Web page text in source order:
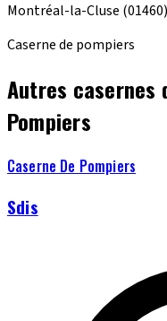
Montréal-la-Cluse (01460)
Caserne de pompiers
Autres casernes
Pompiers
Caserne De Pompiers
Sdis